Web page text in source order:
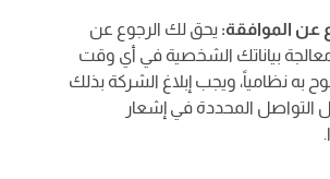
عن الموافقة: يحق لك الرجوع عن
بياناتك الشخصية في أي وقت
به نظامياً، ويجب إبلاغ الشركة بذلك
التواصل المحددة في إشعار